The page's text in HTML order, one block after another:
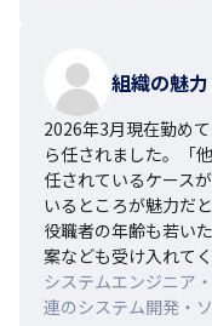
組織の魅力
2026年3月現在勤め
ら任されました。「
任されているケース
いるところが魅力だ
役職者の年齢も若い
案なども受け入れて
システムエンジニア
連のシステム開発・